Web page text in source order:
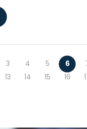
3 4 5 6
13 14 15 16